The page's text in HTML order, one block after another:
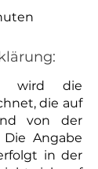
wird die
die auf
von der
Angabe
in der